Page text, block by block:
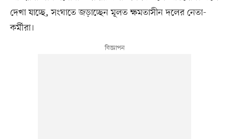
দেখা যাচ্ছে, সংঘাতে জড়াচ্ছেন মূলত ক্ষমতাসীন দলের নেতা-
কর্মীরা।